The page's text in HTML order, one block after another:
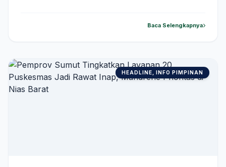
daerah serta produk UMKM Sumut dengan kualitas yang
Baca Selengkapnya
HEADLINE, INFO PIMPINAN